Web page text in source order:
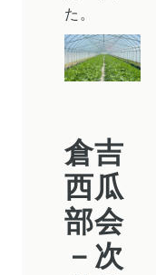
た。
倉吉
西瓜
部会
－次